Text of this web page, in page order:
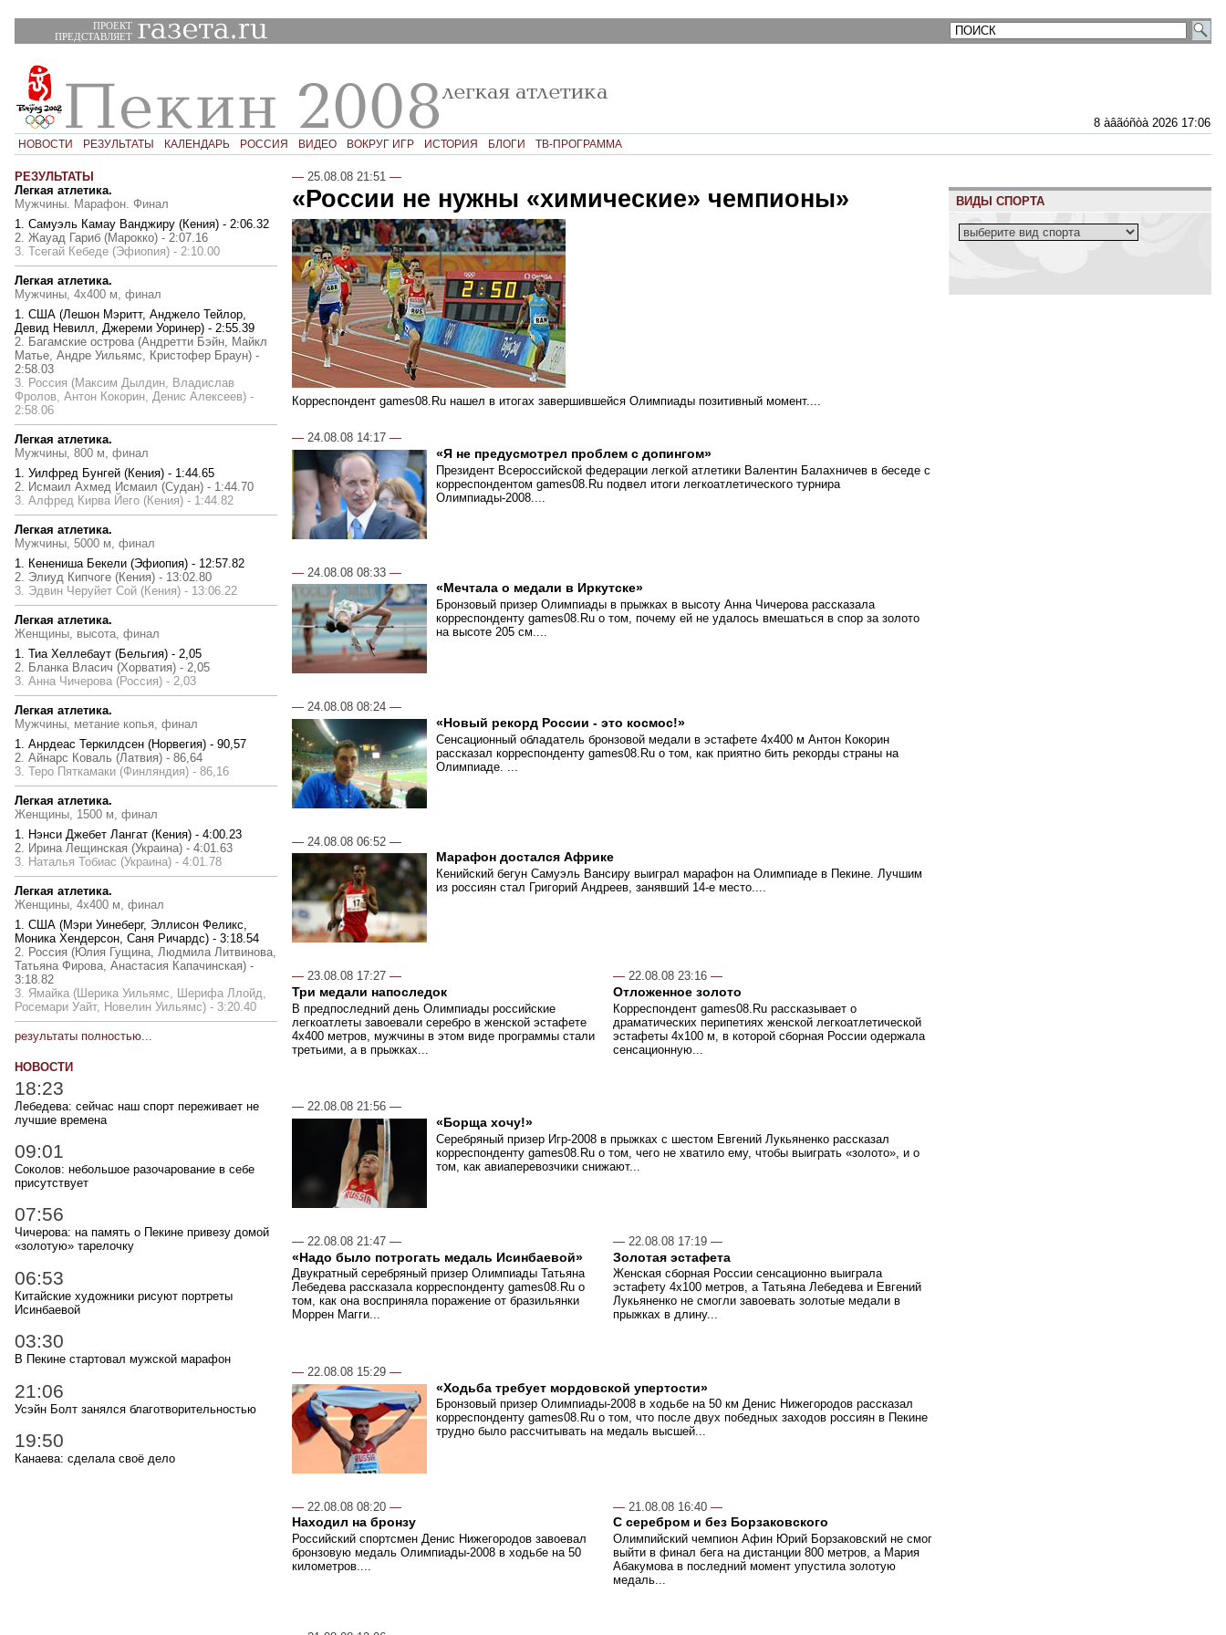
ПРОЕКТ
ПРЕДСТАВЛЯЕТ
8 àâãóñòà 2026 17:06
НОВОСТИ РЕЗУЛЬТАТЫ КАЛЕНДАРЬ РОССИЯ ВИДЕО ВОКРУГ ИГР ИСТОРИЯ БЛОГИ ТВ-ПРОГРАММА
РЕЗУЛЬТАТЫ
Легкая атлетика.
Мужчины. Марафон. Финал
1. Самуэль Камау Ванджиру (Кения) - 2:06.32
2. Жауад Гариб (Марокко) - 2:07.16
3. Тсегай Кебеде (Эфиопия) - 2:10.00
Легкая атлетика.
Мужчины, 4х400 м, финал
1. США (Лешон Мэритт, Анджело Тейлор,
Девид Невилл, Джереми Уоринер) - 2:55.39
2. Багамские острова (Андретти Бэйн, Майкл
Матье, Андре Уильямс, Кристофер Браун) -
2:58.03
3. Россия (Максим Дылдин, Владислав
Фролов, Антон Кокорин, Денис Алексеев) -
2:58.06
Легкая атлетика.
Мужчины, 800 м, финал
1. Уилфред Бунгей (Кения) - 1:44.65
2. Исмаил Ахмед Исмаил (Судан) - 1:44.70
3. Алфред Кирва Йего (Кения) - 1:44.82
Легкая атлетика.
Мужчины, 5000 м, финал
1. Кенениша Бекели (Эфиопия) - 12:57.82
2. Элиуд Кипчоге (Кения) - 13:02.80
3. Эдвин Черуйет Сой (Кения) - 13:06.22
Легкая атлетика.
Женщины, высота, финал
1. Тиа Хеллебаут (Бельгия) - 2,05
2. Бланка Власич (Хорватия) - 2,05
3. Анна Чичерова (Россия) - 2,03
Легкая атлетика.
Мужчины, метание копья, финал
1. Анрдеас Теркилдсен (Норвегия) - 90,57
2. Айнарс Коваль (Латвия) - 86,64
3. Теро Пяткамаки (Финляндия) - 86,16
Легкая атлетика.
Женщины, 1500 м, финал
1. Нэнси Джебет Лангат (Кения) - 4:00.23
2. Ирина Лещинская (Украина) - 4:01.63
3. Наталья Тобиас (Украина) - 4:01.78
Легкая атлетика.
Женщины, 4х400 м, финал
1. США (Мэри Уинеберг, Эллисон Феликс,
Моника Хендерсон, Саня Ричардс) - 3:18.54
2. Россия (Юлия Гущина, Людмила Литвинова,
Татьяна Фирова, Анастасия Капачинская) -
3:18.82
3. Ямайка (Шерика Уильямс, Шерифа Ллойд,
Росемари Уайт, Новелин Уильямс) - 3:20.40
результаты полностью...
НОВОСТИ
18:23
Лебедева: сейчас наш спорт переживает не
лучшие времена
09:01
Соколов: небольшое разочарование в себе
присутствует
07:56
Чичерова: на память о Пекине привезу домой
«золотую» тарелочку
06:53
Китайские художники рисуют портреты
Исинбаевой
03:30
В Пекине стартовал мужской марафон
21:06
Усэйн Болт занялся благотворительностью
19:50
Канаева: сделала своё дело
— 25.08.08 21:51 —
«России не нужны «химические» чемпионы»
Корреспондент games08.Ru нашел в итогах завершившейся Олимпиады позитивный момент....
— 24.08.08 14:17 —
«Я не предусмотрел проблем с допингом»
Президент Всероссийской федерации легкой атлетики Валентин Балахничев в беседе с
корреспондентом games08.Ru подвел итоги легкоатлетического турнира
Олимпиады-2008....
— 24.08.08 08:33 —
«Мечтала о медали в Иркутске»
Бронзовый призер Олимпиады в прыжках в высоту Анна Чичерова рассказала
корреспонденту games08.Ru о том, почему ей не удалось вмешаться в спор за золото
на высоте 205 см....
— 24.08.08 08:24 —
«Новый рекорд России - это космос!»
Сенсационный обладатель бронзовой медали в эстафете 4х400 м Антон Кокорин
рассказал корреспонденту games08.Ru о том, как приятно бить рекорды страны на
Олимпиаде. ...
— 24.08.08 06:52 —
Марафон достался Африке
Кенийский бегун Самуэль Вансиру выиграл марафон на Олимпиаде в Пекине. Лучшим
из россиян стал Григорий Андреев, занявший 14-е место....
— 23.08.08 17:27 —
Три медали напоследок
В предпоследний день Олимпиады российские
легкоатлеты завоевали серебро в женской эстафете
4х400 метров, мужчины в этом виде программы стали
третьими, а в прыжках...
— 22.08.08 23:16 —
Отложенное золото
Корреспондент games08.Ru рассказывает о
драматических перипетиях женской легкоатлетической
эстафеты 4х100 м, в которой сборная России одержала
сенсационную...
— 22.08.08 21:56 —
«Борща хочу!»
Серебряный призер Игр-2008 в прыжках с шестом Евгений Лукьяненко рассказал
корреспонденту games08.Ru о том, чего не хватило ему, чтобы выиграть «золото», и о
том, как авиаперевозчики снижают...
— 22.08.08 21:47 —
«Надо было потрогать медаль Исинбаевой»
Двукратный серебряный призер Олимпиады Татьяна
Лебедева рассказала корреспонденту games08.Ru о
том, как она восприняла поражение от бразильянки
Моррен Магги...
— 22.08.08 17:19 —
Золотая эстафета
Женская сборная России сенсационно выиграла
эстафету 4х100 метров, а Татьяна Лебедева и Евгений
Лукьяненко не смогли завоевать золотые медали в
прыжках в длину...
— 22.08.08 15:29 —
«Ходьба требует мордовской упертости»
Бронзовый призер Олимпиады-2008 в ходьбе на 50 км Денис Нижегородов рассказал
корреспонденту games08.Ru о том, что после двух победных заходов россиян в Пекине
трудно было рассчитывать на медаль высшей...
— 22.08.08 08:20 —
Находил на бронзу
Российский спортсмен Денис Нижегородов завоевал
бронзовую медаль Олимпиады-2008 в ходьбе на 50
километров....
— 21.08.08 16:40 —
С серебром и без Борзаковского
Олимпийский чемпион Афин Юрий Борзаковский не смог
выйти в финал бега на дистанции 800 метров, а Мария
Абакумова в последний момент упустила золотую
медаль...
ВИДЫ СПОРТА